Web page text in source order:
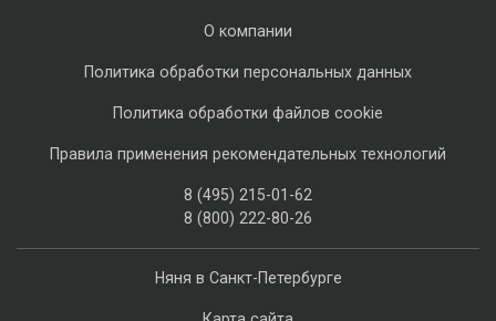
Няня в Санкт-Петербурге
О компании
Политика обработки персональных данных
Политика обработки файлов cookie
Правила применения рекомендательных технологий
8 (495) 215-01-62
8 (800) 222-80-26